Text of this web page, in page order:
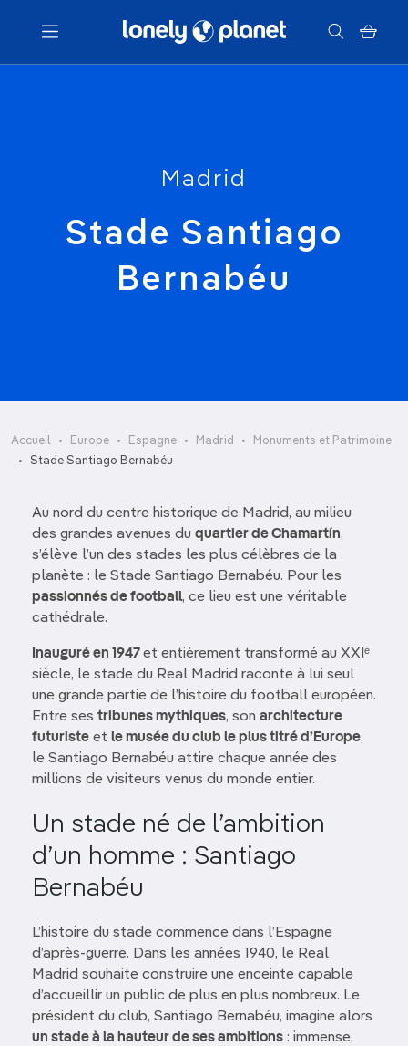
Menu
Madrid
Stade Santiago
Bernabéu
Accueil Europe Espagne Madrid
Monuments et Patrimoine
Stade Santiago Bernabéu
Au nord du centre historique de Madrid, au milieu
des grandes avenues du quartier de Chamartín,
s’élève l’un des stades les plus célèbres de la
planète : le Stade Santiago Bernabéu. Pour les
passionnés de football, ce lieu est une véritable
cathédrale.
Inauguré en 1947et entièrement transformé au XXIᵉ
siècle, le stade du Real Madrid raconte à lui seul
une grande partie de l’histoire du football européen.
Entre ses tribunes mythiques, son architecture
futuriste et le musée du club le plus titré d’Europe,
le Santiago Bernabéu attire chaque année des
millions de visiteurs venus du monde entier.
Un stade né de l’ambition
d’un homme : Santiago
Bernabéu
L’histoire du stade commence dans l’Espagne
d’après-guerre. Dans les années 1940, le Real
Madrid souhaite construire une enceinte capable
d’accueillir un public de plus en plus nombreux. Le
président du club, Santiago Bernabéu, imagine alors
un stade à la hauteur de ses ambitions : immense,